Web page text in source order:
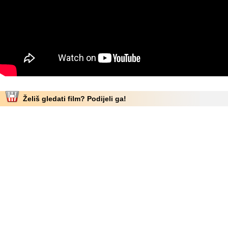
Želiš gledati film? Podijeli ga!